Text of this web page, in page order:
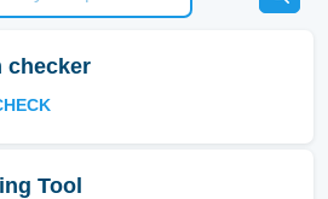
checker
Tool